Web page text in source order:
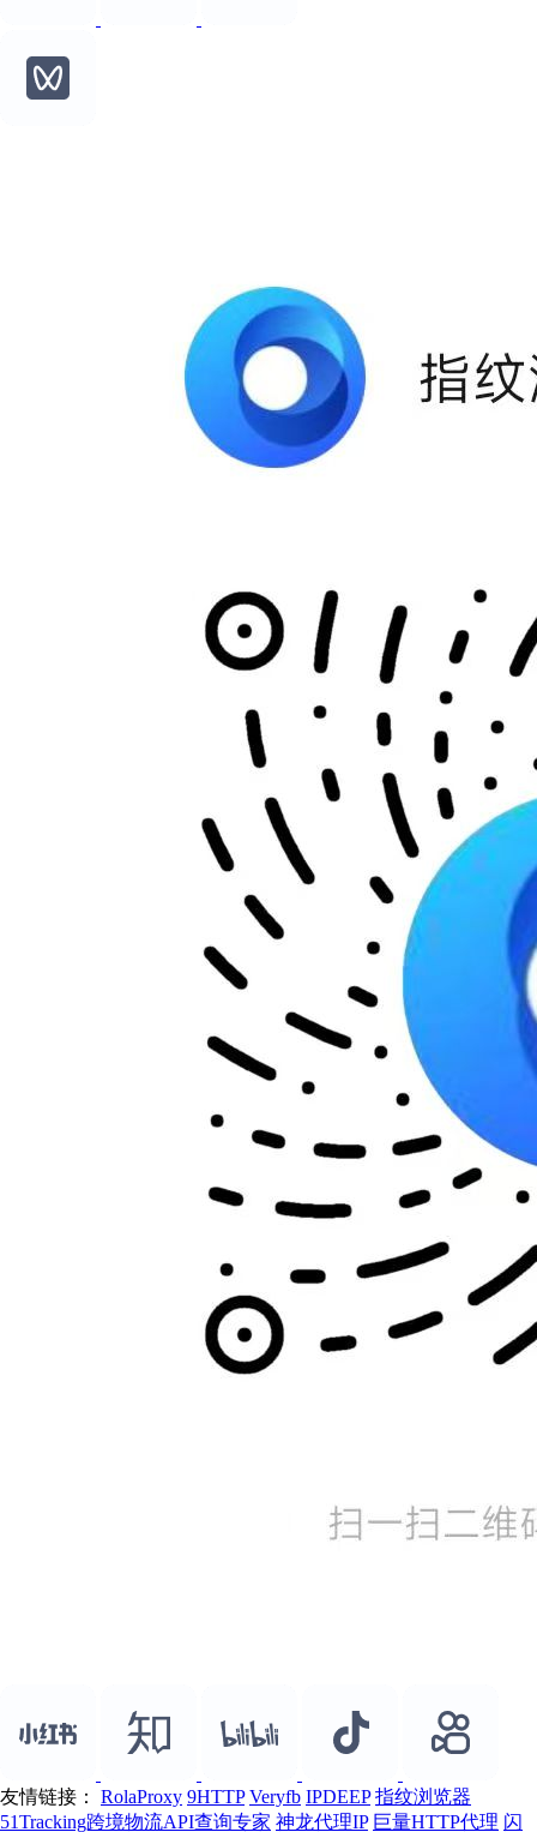
友情链接： RolaProxy 9HTTP Veryfb IPDEEP 指纹浏览器
51Tracking跨境物流API查询专家 神龙代理IP 巨量HTTP代理 闪